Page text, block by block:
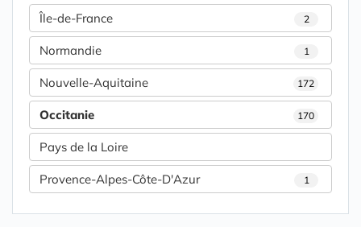
Île-de-France 2
Normandie 1
Nouvelle-Aquitaine 172
Occitanie 170
Pays de la Loire
Provence-Alpes-Côte-D'Azur 1